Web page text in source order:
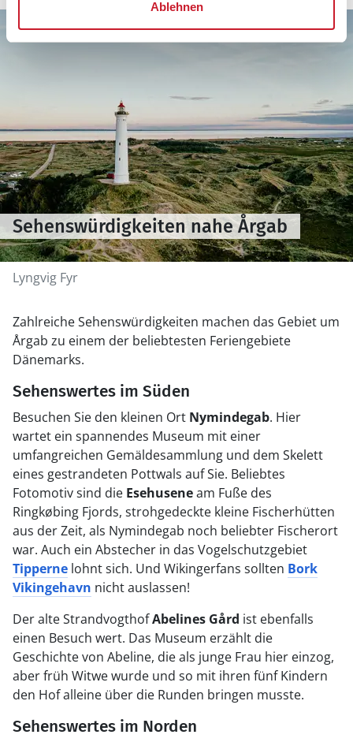
Ablehnen
Lyngvig Fyr
Sehenswürdigkeiten nahe Årgab
Zahlreiche Sehenswürdigkeiten machen das Gebiet um
Årgab zu einem der beliebtesten Feriengebiete
Dänemarks.
Sehenswertes im Süden
Besuchen Sie den kleinen Ort Nymindegab. Hier
wartet ein spannendes Museum mit einer
umfangreichen Gemäldesammlung und dem Skelett
eines gestrandeten Pottwals auf Sie. Beliebtes
Fotomotiv sind die Esehuseneam Fuße des
Ringkøbing Fjords, strohgedeckte kleine Fischerhütten
aus der Zeit, als Nymindegab noch beliebter Fischerort
war. Auch ein Abstecher in das Vogelschutzgebiet
Tipperne lohnt sich. Und Wikingerfans sollten Bork
Vikingehavn nicht auslassen!
Der alte StrandvogthofAbelines Gård ist ebenfalls
einen Besuch wert. Das Museum erzählt die
Geschichte von Abeline, die als junge Frau hier einzog,
aber früh Witwe wurde und so mit ihren fünf Kindern
den Hof alleine über die Runden bringen musste.
Sehenswertes im Norden